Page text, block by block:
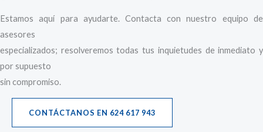
Estamos aquí para ayudarte. Contacta con nuestro equipo de
asesores
especializados; resolveremos todas tus inquietudes de inmediato y
por supuesto
sin compromiso.
CONTÁCTANOS EN 624 617 943